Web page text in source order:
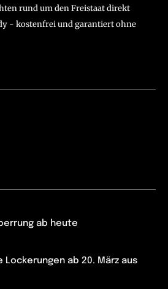
rund um den Freistaat direkt
- kostenfrei und garantiert ohne
ab heute
Lockerungen ab 20. März aus